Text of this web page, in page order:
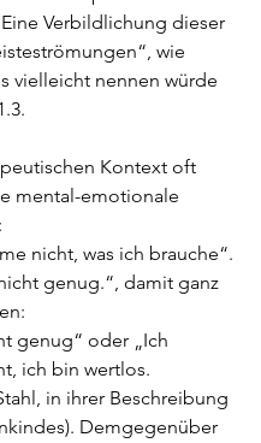
Verbildlichung dieser
wie
vielleicht nennen würde
Kontext oft
mental-emotionale
nicht, was ich brauche“.
genug.“, damit ganz
genug“ oder „Ich
ich bin wertlos.
in ihrer Beschreibung
Demgegenüber